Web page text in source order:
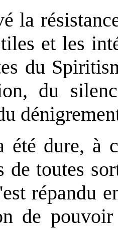
la
et les
du
du
été dure, à
de toutes
répandu
de